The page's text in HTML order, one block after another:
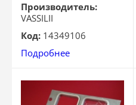
Производитель:
VASSILII
Код: 14349106
Подробнее